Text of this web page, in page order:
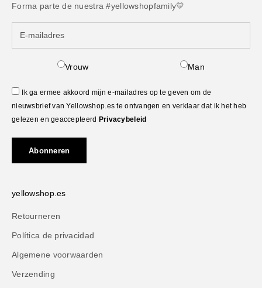
Forma parte de nuestra #yellowshopfamily💛
Vrouw Man
Ik ga ermee akkoord mijn e-mailadres op te geven om de
nieuwsbrief van Yellowshop.es te ontvangen en verklaar dat ik het heb
gelezen en geaccepteerd Privacybeleid
Abonneren
yellowshop.es
Retourneren
Política de privacidad
Algemene voorwaarden
Verzending